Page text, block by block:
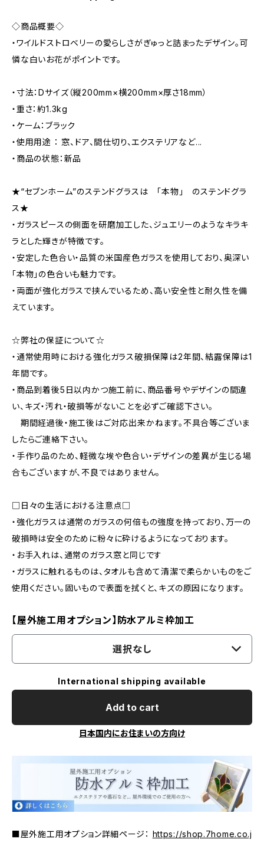
◇商品概要◇
・ワイルドストロベリーの愛らしさがぎゅっと詰まったデザイン。可
憐な白いお花がポイントです。
・寸法：Dサイズ（縦200mm×横200mm×厚さ18mm）
・重さ：約1.3kg
・ケーム：ブラック
・使用用途 ： 窓、ドア、間仕切り、エクステリアなど...
・商品の状態：新品
★“セブンホーム”のステンドグラスは 「本物」 のステンドグラ
ス★
・ガラスピースの側面を研磨加工した、ジュエリーのようなキラキ
ラとした輝きが特徴です。
・安定した色合い・品質の米国産色ガラスを使用しており、奥深い
「本物」の色合いも魅力です。
・両面が強化ガラスで挟んでいるため、高い安全性と耐久性を備
えています。
☆弊社の保証について☆
・通常使用時における強化ガラス破損保障は2年間、結露保障は1
年間です。
・商品到着後5日以内かつ施工前に、商品番号やデザインの間違
い、キズ・汚れ・破損等がないことを必ずご確認下さい。
期間経過後・施工後はご対応出来かねます。不具合等ございま
したらご連絡下さい。
・手作り品のため、軽微な埃や色合い・デザインの差異が生じる場
合もございますが、不良ではありません。
□日々の生活における注意点□
・強化ガラスは通常のガラスの何倍もの強度を持っており、万一の
破損時は安全のために粉々に砕けるようになっております。
・お手入れは、通常のガラス窓と同じです
・ガラスに触れるものは、タオルも含めて清潔で柔らかいものをご
使用ください。固いもので表面を拭くと、キズの原因になります。
【屋外施工用オプション】防水アルミ枠加工
選択なし
International shipping available
Add to cart
日本国内にお住まいの方向け
■屋外施工用オプション詳細ページ： https://shop.7home.co.j